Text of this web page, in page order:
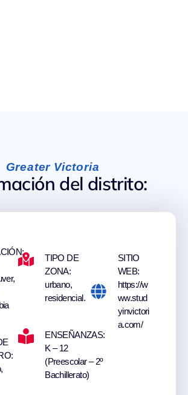
Greater Victoria
del distrito:
TIPO DE
ZONA:
urbano,
residencial.
ENSEÑANZAS:
K – 12
(Preescolar – 2º
Bachillerato)
SITIO
WEB:
https://w
ww.stud
yinvictori
a.com/